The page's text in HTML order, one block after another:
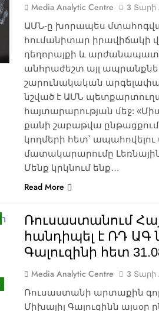
Media Analytic Centre 3 Տարի
ԱՄՆ-ը խորապես
հումանիտար իրավիճակի
դեղորայքի և
անհրաժեշտ այլ
շարունակական
նշված է ԱՄՆ
հայտարարության մեջ:
քանի շաբաթվա
կողմերի հետ՝
մատակարարումը
Մենք կրկնում ենք…
Read More
Ռուսաստանում
հանդիպել է ՌԴ
Գալուզինի հետ
Media Analytic Centre 3 Տարի
Ռուսաստանի արտաքին
Միխայիլ Գալուզինն այսօր